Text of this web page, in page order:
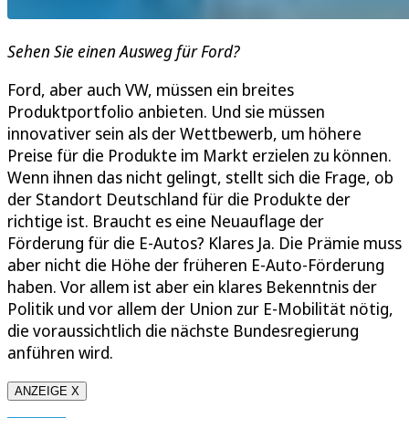
Sehen Sie einen Ausweg für Ford?
Ford, aber auch VW, müssen ein breites
Produktportfolio anbieten. Und sie müssen
innovativer sein als der Wettbewerb, um höhere
Preise für die Produkte im Markt erzielen zu können.
Wenn ihnen das nicht gelingt, stellt sich die Frage, ob
der Standort Deutschland für die Produkte der
richtige ist. Braucht es eine Neuauflage der
Förderung für die E-Autos? Klares Ja. Die Prämie muss
aber nicht die Höhe der früheren E-Auto-Förderung
haben. Vor allem ist aber ein klares Bekenntnis der
Politik und vor allem der Union zur E-Mobilität nötig,
die voraussichtlich die nächste Bundesregierung
anführen wird.
ANZEIGE X